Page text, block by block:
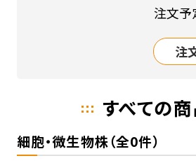
注文
注
すべての
細胞・微生物株（全0件）